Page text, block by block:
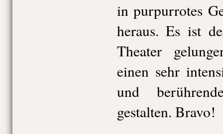
in purpurrotes
heraus. Es ist
Theater
einen sehr
und
gestalten. Bravo!